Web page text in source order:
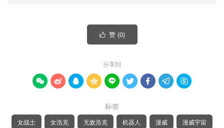
 赞 (0)
分享到
        
标签
女战士 女浩克 无敌浩克 机器人 漫威 漫威宇宙